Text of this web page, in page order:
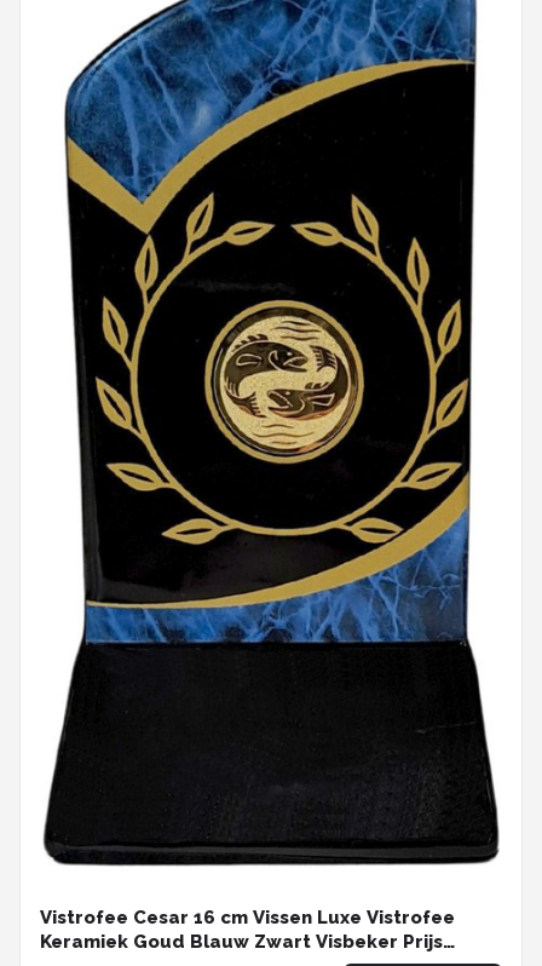
Vistrofee Cesar 16 cm Vissen Luxe Vistrofee
Keramiek Goud Blauw Zwart Visbeker Prijs